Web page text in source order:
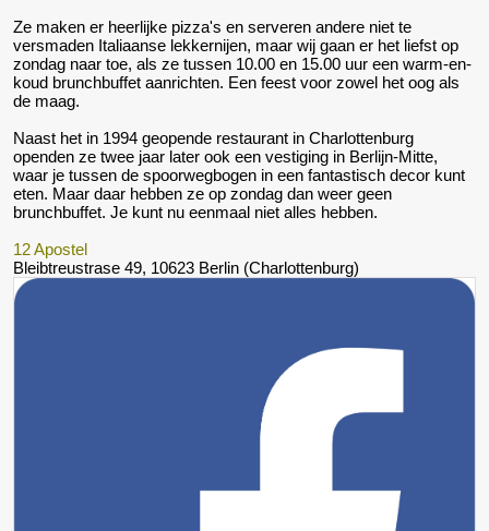
Ze maken er heerlijke pizza's en serveren andere niet te
versmaden Italiaanse lekkernijen, maar wij gaan er het liefst op
zondag naar toe, als ze tussen 10.00 en 15.00 uur een warm-en-
koud brunchbuffet aanrichten. Een feest voor zowel het oog als
de maag.
Naast het in 1994 geopende restaurant in Charlottenburg
openden ze twee jaar later ook een vestiging in Berlijn-Mitte,
waar je tussen de spoorwegbogen in een fantastisch decor kunt
eten. Maar daar hebben ze op zondag dan weer geen
brunchbuffet. Je kunt nu eenmaal niet alles hebben.
12 Apostel
Bleibtreustrase 49, 10623 Berlin (Charlottenburg)